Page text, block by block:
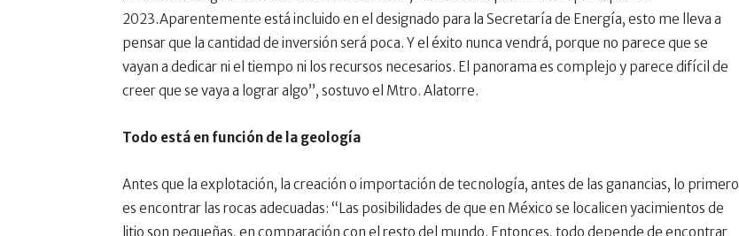
2023.Aparentemente está incluido en el designado para la Secretaría de Energía, esto me lleva a
pensar que la cantidad de inversión será poca. Y el éxito nunca vendrá, porque no parece que se
vayan a dedicar ni el tiempo ni los recursos necesarios. El panorama es complejo y parece difícil de
creer que se vaya a lograr algo”, sostuvo el Mtro. Alatorre.
Todo está en función de la geología
Antes que la explotación, la creación o importación de tecnología, antes de las ganancias, lo primero
es encontrar las rocas adecuadas: “Las posibilidades de que en México se localicen yacimientos de
litio son pequeñas, en comparación con el resto del mundo. Entonces, todo depende de encontrar